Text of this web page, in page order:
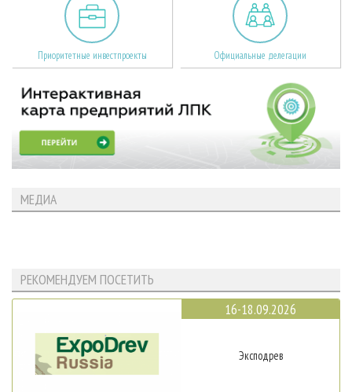
Приоритетные инвестпроекты Официальные делегации
МЕДИА
РЕКОМЕНДУЕМ ПОСЕТИТЬ
16-18.09.2026
Эксподрев